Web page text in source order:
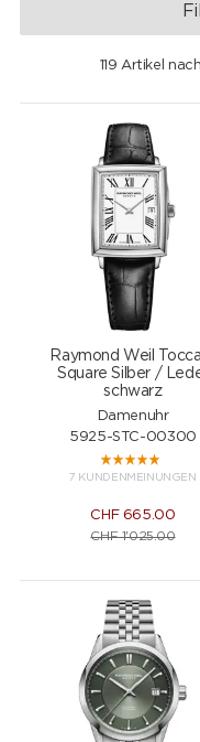
119 Artikel nach
Raymond Weil
Square Silber /
schwarz
Damenuhr
5925-STC-00300
7 KUNDENMEINUNGEN
CHF 665.00
CHF1'025.00